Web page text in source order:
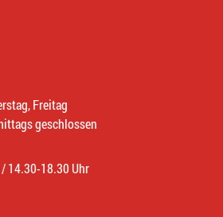
Freitag
geschlossen
14.30-18.30 Uhr